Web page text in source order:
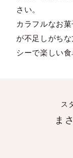
さい。
カラフルなお
が不足しがち
シーで楽しい食
ス
ま